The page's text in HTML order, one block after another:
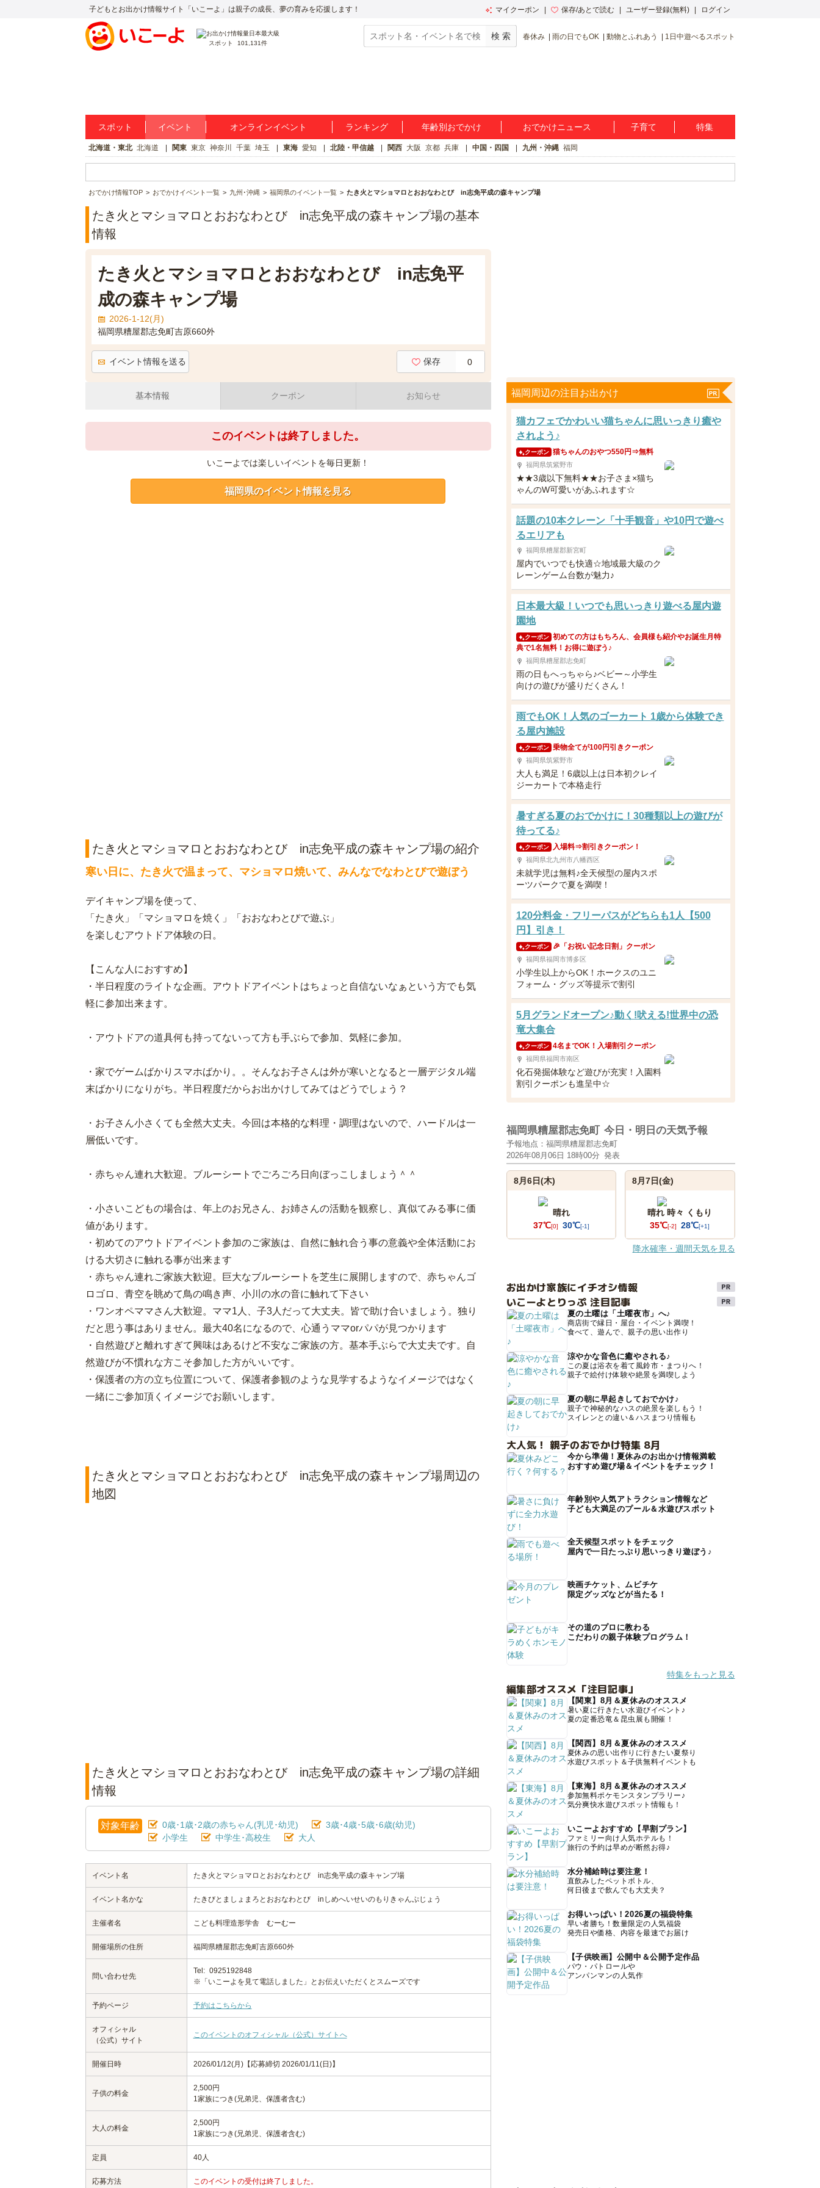
子どもとお出かけ情報サイト「いこーよ」は親子の成長、夢の育みを応援します！ マイクーポン 保存/あとで読む ユーザー登録(無料) ログイン
スポット 101,131件
春休み 雨の日でもOK 動物とふれあう 1日中遊べるスポット
スポット イベント オンラインイベント ランキング 年齢別おでかけ おでかけニュース 子育て 特集
北海道・東北 北海道 関東 東京 神奈川 千葉 埼玉 東海 愛知 北陸・甲信越 関西 大阪 京都 兵庫 中国・四国 九州・沖縄 福岡
おでかけ情報TOP おでかけイベント一覧 九州･沖縄 福岡県のイベント一覧 たき火とマショマロとおおなわとび in志免平成の森キャンプ場
たき火とマショマロとおおなわとび in志免平成の森キャンプ場の基本
情報
たき火とマショマロとおおなわとび in志免平
成の森キャンプ場
2026-1-12(月)
福岡県糟屋郡志免町吉原660外
イベント情報を送る 保存 0
基本情報 クーポン お知らせ
このイベントは終了しました。
いこーよでは楽しいイベントを毎日更新！
福岡県のイベント情報を見る
たき火とマショマロとおおなわとび in志免平成の森キャンプ場の紹介
寒い日に、たき火で温まって、マショマロ焼いて、みんなでなわとびで遊ぼう
デイキャンプ場を使って、
「たき火」「マショマロを焼く」「おおなわとびで遊ぶ」
を楽しむアウトドア体験の日。
【こんな人におすすめ】
・半日程度のライトな企画。アウトドアイベントはちょっと自信ないなぁという方でも気
軽に参加出来ます。
・アウトドアの道具何も持ってないって方も手ぶらで参加、気軽に参加。
・家でゲームばかりスマホばかり。。そんなお子さんは外が寒いとなると一層デジタル端
末ばかりになりがち。半日程度だからお出かけしてみてはどうでしょう？
・お子さん小さくても全然大丈夫。今回は本格的な料理・調理はないので、ハードルは一
層低いです。
・赤ちゃん連れ大歓迎。ブルーシートでごろごろ日向ぼっこしましょう＾＾
・小さいこどもの場合は、年上のお兄さん、お姉さんの活動を観察し、真似てみる事に価
値があります。
・初めてのアウトドアイベント参加のご家族は、自然に触れ合う事の意義や全体活動にお
ける大切さに触れる事が出来ます
・赤ちゃん連れご家族大歓迎。巨大なブルーシートを芝生に展開しますので、赤ちゃんゴ
ロゴロ、青空を眺めて鳥の鳴き声、小川の水の音に触れて下さい
・ワンオペママさん大歓迎。ママ1人、子3人だって大丈夫。皆で助け合いましょう。独り
だと思う事はありません。最大40名になるので、心通うママorパパが見つかります
・自然遊びと離れすぎて興味はあるけど不安なご家族の方。基本手ぶらで大丈夫です。自
然遊びが不慣れな方こそ参加した方がいいです。
・保護者の方の立ち位置について、保護者参観のような見学するようなイメージではなく
一緒にご参加頂くイメージでお願いします。
たき火とマショマロとおおなわとび in志免平成の森キャンプ場周辺の
地図
たき火とマショマロとおおなわとび in志免平成の森キャンプ場の詳細
情報
対象年齢 0歳･1歳･2歳の赤ちゃん(乳児･幼児)
3歳･4歳･5歳･6歳(幼児)
小学生
中学生･高校生 大人
イベント名 たき火とマショマロとおおなわとび in志免平成の森キャンプ場
イベント名かな たきびとましょまろとおおなわとび inしめへいせいのもりきゃんぷじょう
主催者名 こども料理造形学舎 むーむー
開催場所の住所 福岡県糟屋郡志免町吉原660外
問い合わせ先
Tel: 0925192848
※「いこーよを見て電話しました」とお伝えいただくとスムーズです
予約ページ 予約はこちらから
オフィシャル
（公式）サイト
このイベントのオフィシャル（公式）サイトへ
開催日時 2026/01/12(月)【応募締切 2026/01/11(日)】
子供の料金
2,500円
1家族につき(兄弟児、保護者含む)
大人の料金
2,500円
1家族につき(兄弟児、保護者含む)
定員 40人
応募方法 このイベントの受付は終了しました。
福岡周辺の注目お出かけ
猫カフェでかわいい猫ちゃんに思いっきり癒や
されよう♪
クーポン 猫ちゃんのおやつ550円⇒無料
福岡県筑紫野市
★★3歳以下無料★★お子さま×猫ち
ゃんのW可愛いがあふれます☆
話題の10本クレーン「十手観音」や10円で遊べ
るエリアも
福岡県糟屋郡新宮町
屋内でいつでも快適☆地域最大級のク
レーンゲーム台数が魅力♪
日本最大級！いつでも思いっきり遊べる屋内遊
園地
クーポン 初めての方はもちろん、会員様も紹介やお誕生月特
典で1名無料！お得に遊ぼう♪
福岡県糟屋郡志免町
雨の日もへっちゃら♪ベビー～小学生
向けの遊びが盛りだくさん！
雨でもOK！人気のゴーカート 1歳から体験でき
る屋内施設
クーポン 乗物全てが100円引きクーポン
福岡県筑紫野市
大人も満足！6歳以上は日本初クレイ
ジーカートで本格走行
暑すぎる夏のおでかけに！30種類以上の遊びが
待ってる♪
クーポン 入場料⇒割引きクーポン！
福岡県北九州市八幡西区
未就学児は無料♪全天候型の屋内スポ
ーツパークで夏を満喫！
120分料金・フリーパスがどちらも1人【500
円】引き！
クーポン 🎉「お祝い記念日割」クーポン
福岡県福岡市博多区
小学生以上からOK！ホークスのユニ
フォーム・グッズ等提示で割引
5月グランドオープン♪動く!吠える!世界中の恐
竜大集合
クーポン 4名までOK！入場割引クーポン
福岡県福岡市南区
化石発掘体験など遊びが充実！入園料
割引クーポンも進呈中☆
福岡県糟屋郡志免町 今日・明日の天気予報
予報地点：福岡県糟屋郡志免町
2026年08月06日 18時00分 発表
8月6日(木)
晴れ
37℃[0] 30℃[-1]
8月7日(金)
晴れ 時々 くもり
35℃[-2] 28℃[+1]
降水確率・週間天気を見る
お出かけ家族にイチオシ情報
いこーよとりっぷ 注目記事
夏の土曜は「土曜夜市」へ♪
商店街で縁日・屋台・イベント満喫！
食べて、遊んで、親子の思い出作り
涼やかな音色に癒やされる♪
この夏は浴衣を着て風鈴市・まつりへ！
親子で絵付け体験や絶景を満喫しよう
夏の朝に早起きしておでかけ♪
親子で神秘的なハスの絶景を楽しもう！
スイレンとの違い＆ハスまつり情報も
大人気！ 親子のおでかけ特集 8月
今から準備！夏休みのお出かけ情報満載
おすすめ遊び場＆イベントをチェック！
年齢別や人気アトラクション情報など
子ども大満足のプール＆水遊びスポット
全天候型スポットをチェック
屋内で一日たっぷり思いっきり遊ぼう♪
映画チケット、ムビチケ
限定グッズなどが当たる！
その道のプロに教わる
こだわりの親子体験プログラム！
特集をもっと見る
編集部オススメ「注目記事」
【関東】8月＆夏休みのオススメ
暑い夏に行きたい水遊びイベント♪
夏の定番恐竜＆昆虫展も開催！
【関西】8月＆夏休みのオススメ
夏休みの思い出作りに行きたい夏祭り
水遊びスポット＆子供無料イベントも
【東海】8月＆夏休みのオススメ
参加無料ポケモンスタンプラリー♪
気分爽快水遊びスポット情報も！
いこーよおすすめ【早割プラン】
ファミリー向け人気ホテルも！
旅行の予約は早めが断然お得♪
水分補給時は要注意！
直飲みしたペットボトル、
何日後まで飲んでも大丈夫？
お得いっぱい！2026夏の福袋特集
早い者勝ち！数量限定の人気福袋
発売日や価格、内容を最速でお届け
【子供映画】公開中＆公開予定作品
パウ・パトロールや
アンパンマンの人気作